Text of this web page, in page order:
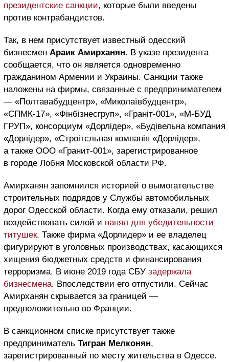
президентские санкции, которые были введены
против контрабандистов.
Так, в нем присутствует известный одесский
бизнесмен Араик Амирханян. В указе президента
сообщается, что он является одновременно
гражданином Армении и Украины. Санкции также
наложены на фирмы, связанные с предпринимателем
— «Полтавабудцентр», «Миколаївбудцентр»,
«СПМК-17», «Фінбізнесгруп», «Граніт-001», «М-БУД
ГРУП», консорциум «Дорлідер», «Будівельна компания
«Дорлідер», «Строітєльная компанія «Дорлідер»,
а также ООО «Гранит-001», зарегистрированное
в городе Лобня Московской области РФ.
Амирханян запомнился историей о вымогательстве
строительных подрядов у Службы автомобильных
дорог Одесской области. Когда ему отказали, решил
воздействовать силой и нанял для убедительности
титушек. Также фирма «Дорлидер» и ее владелец
фигурируют в уголовных производствах, касающихся
хищения бюджетных средств и финансирования
терроризма. В июне 2019 года СБУ задержала
бизнесмена. Впоследствии его отпустили. Сейчас
Амирханян скрывается за границей —
предположительно во Франции.
В санкционном списке присутствует также
предприниматель Тигран Мелконян,
зарегистрированный по месту жительства в Одессе.